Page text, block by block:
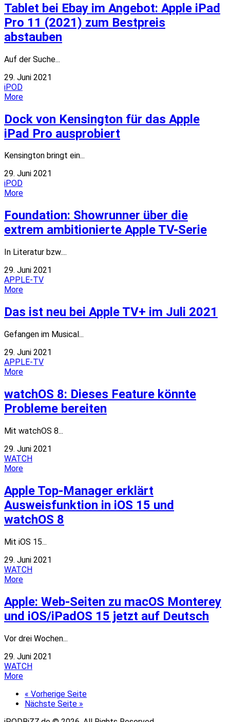
Tablet bei Ebay im Angebot: Apple iPad
Pro 11 (2021) zum Bestpreis
abstauben
Auf der Suche...
29. Juni 2021
iPOD
More
Dock von Kensington für das Apple
iPad Pro ausprobiert
Kensington bringt ein...
29. Juni 2021
iPOD
More
Foundation: Showrunner über die
extrem ambitionierte Apple TV-Serie
In Literatur bzw....
29. Juni 2021
APPLE-TV
More
Das ist neu bei Apple TV+ im Juli 2021
Gefangen im Musical...
29. Juni 2021
APPLE-TV
More
watchOS 8: Dieses Feature könnte
Probleme bereiten
Mit watchOS 8...
29. Juni 2021
WATCH
More
Apple Top-Manager erklärt
Ausweisfunktion in iOS 15 und
watchOS 8
Mit iOS 15...
29. Juni 2021
WATCH
More
Apple: Web-Seiten zu macOS Monterey
und iOS/iPadOS 15 jetzt auf Deutsch
Vor drei Wochen...
29. Juni 2021
WATCH
More
« Vorherige Seite
Nächste Seite »